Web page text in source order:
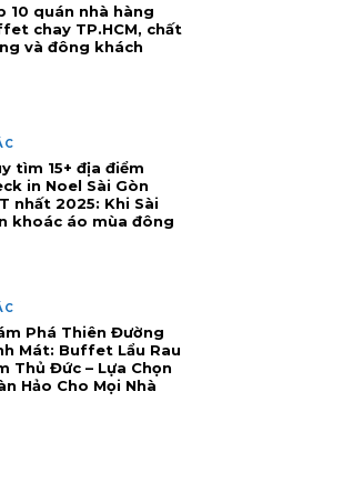
10 quán nhà hàng
chay TP.HCM, chất
và đông khách
tìm 15+ địa điểm
in Noel Sài Gòn
nhất 2025: Khi Sài
khoác áo mùa đông
Phá Thiên Đường
Mát: Buffet Lẩu Rau
Thủ Đức – Lựa Chọn
Hảo Cho Mọi Nhà